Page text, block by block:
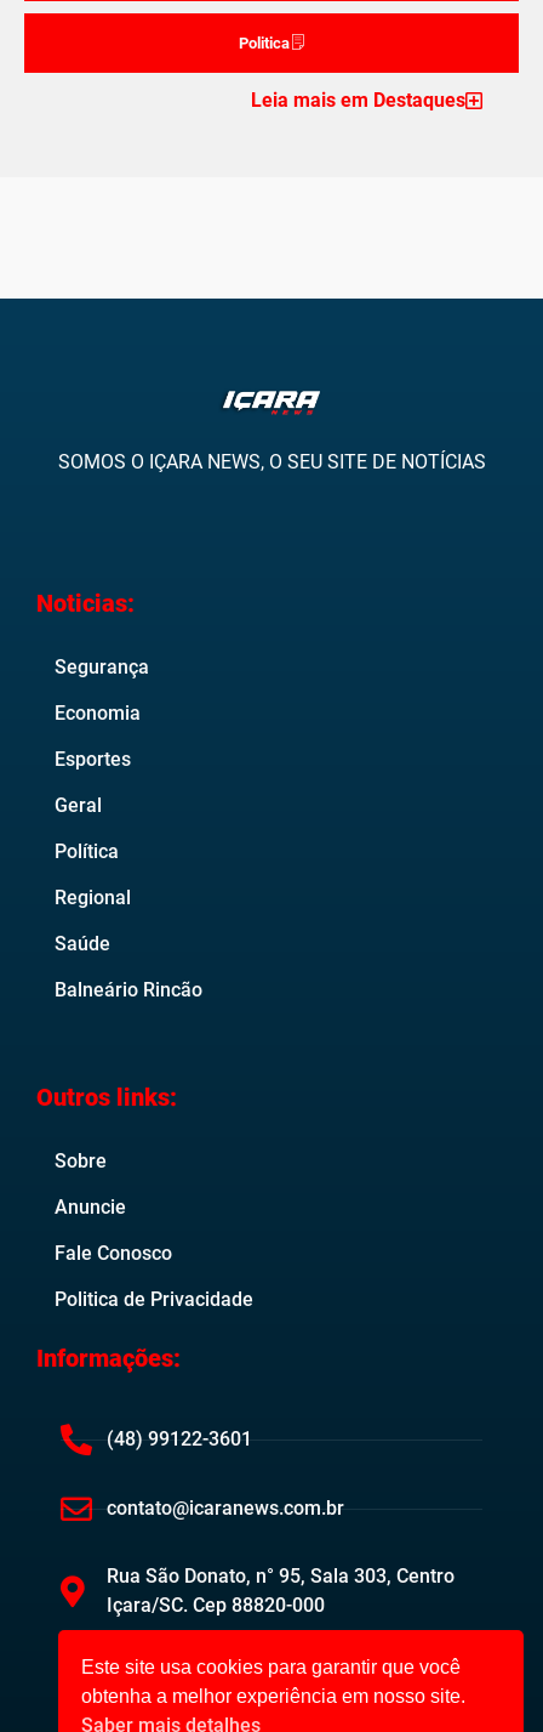
Politica
Leia mais em Destaques
SOMOS O IÇARA NEWS, O SEU SITE DE NOTÍCIAS
Noticias:
Segurança
Economia
Esportes
Geral
Política
Regional
Saúde
Balneário Rincão
Outros links:
Sobre
Anuncie
Fale Conosco
Politica de Privacidade
Informações:
(48) 99122-3601
contato@icaranews.com.br
Rua São Donato, n° 95, Sala 303, Centro
Içara/SC. Cep 88820-000
Este site usa cookies para garantir que você
obtenha a melhor experiência em nosso site.
Saber mais detalhes